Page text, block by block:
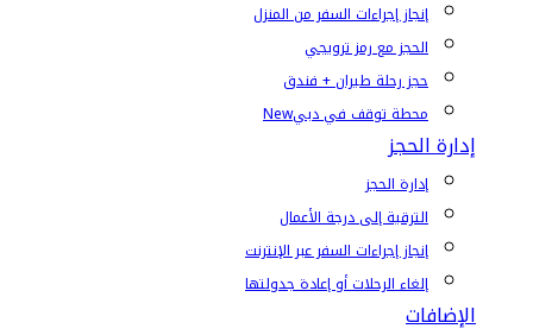
إنجاز إجراءات السفر من المنزل
الحجز مع رمز ترويجي
حجز رحلة طيران + فندق
محطة توقف في دبيNew
إدارة الحجز
إدارة الحجز
الترقية إلى درجة الأعمال
إنجاز إجراءات السفر عبر الإنترنت
إلغاء الرحلات أو إعادة جدولتها
الإضافات